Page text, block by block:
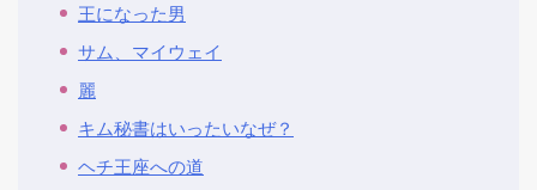
王になった男
サム、マイウェイ
麗
キム秘書はいったいなぜ？
ヘチ王座への道